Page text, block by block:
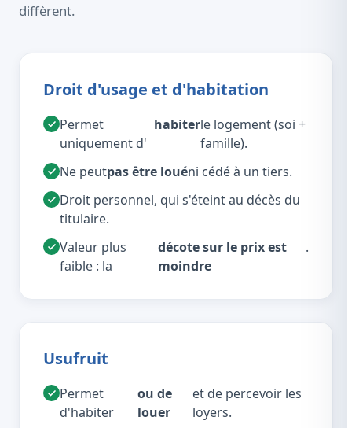
diffèrent.
Droit d'usage et d'habitation
Permet
uniquement d'
habiterle logement (soi +
famille).
Ne peutpas être louéni cédé à un tiers.
Droit personnel, qui s'éteint au décès du
titulaire.
Valeur plus
faible : la
décote sur le prix est
moindre
.
Usufruit
Permet
d'habiter
ou de
louer
et de percevoir les
loyers.